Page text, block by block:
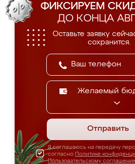
ФИКСИРУЕМ
ДО КОНЦА
Оставьте заявку
сохранится.
Желаемый
Отправить
Я соглашаюсь на передачу
согласно Политике
Пользовательскому